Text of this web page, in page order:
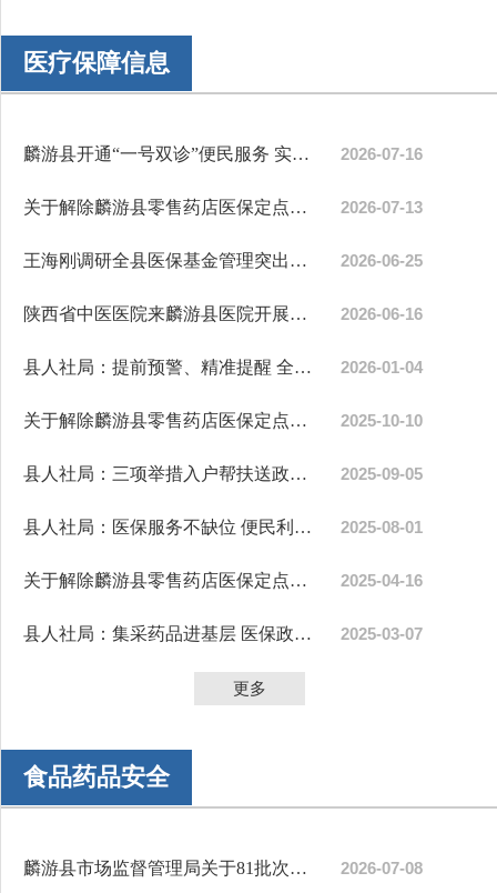
医疗保障信息
麟游县开通“一号双诊”便民服务 实现中西医一站式联合诊疗 2026-07-16
关于解除麟游县零售药店医保定点协议的公示 2026-07-13
王海刚调研全县医保基金管理突出问题整治工作 2026-06-25
陕西省中医医院来麟游县医院开展医联体建设暨专家义诊活动 2026-06-16
县人社局：提前预警、精准提醒 全力保障参保对象权益 2026-01-04
关于解除麟游县零售药店医保定点协议的公示 2025-10-10
县人社局：三项举措入户帮扶送政策、医保服务惠民生 2025-09-05
县人社局：医保服务不缺位 便民利民暖人心 2025-08-01
关于解除麟游县零售药店医保定点协议的公示 2025-04-16
县人社局：集采药品进基层 医保政策惠民生 2025-03-07
更多
食品药品安全
麟游县市场监督管理局关于81批次食品监督抽检情况的通告... 2026-07-08